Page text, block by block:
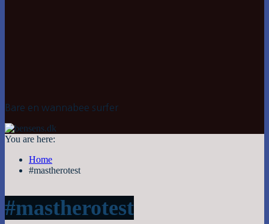
Bare en wannabee surfer
You are here:
Home
#mastherotest
#mastherotest